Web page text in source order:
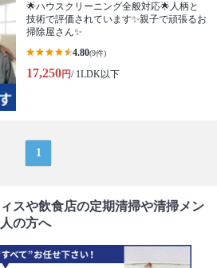
🌟ハウスクリーニング全般対応🌟人柄と
技術で評価されています✨親子で頑張るお
掃除屋さん✨
4.80(9件)
17,250円/ 1LDK以下
1
スや飲食店の定期清掃や清掃メン
の方へ